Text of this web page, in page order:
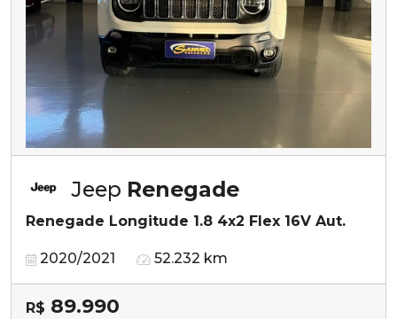
Jeep Renegade
Renegade Longitude 1.8 4x2 Flex 16V Aut.
2020/2021 52.232 km
R$ 89.990